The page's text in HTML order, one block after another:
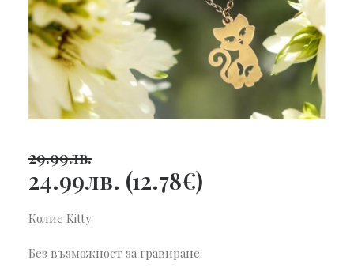
29.99лв.
24.99лв. (12.78€)
Колие Kitty
Без възможност за гравиране.